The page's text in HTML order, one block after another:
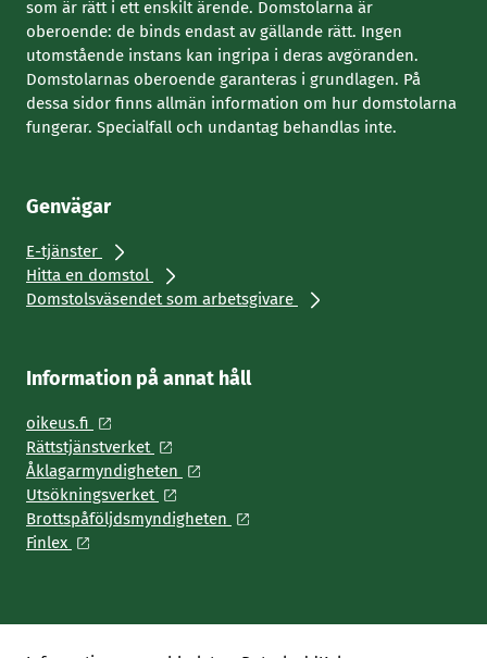
som är rätt i ett enskilt ärende. Domstolarna är
oberoende: de binds endast av gällande rätt. Ingen
utomstående instans kan ingripa i deras avgöranden.
Domstolarnas oberoende garanteras i grundlagen. På
dessa sidor finns allmän information om hur domstolarna
fungerar. Specialfall och undantag behandlas inte.
Genvägar
E-tjänster
Hitta en domstol
Domstolsväsendet som arbetsgivare
Information på annat håll
oikeus.fi
Rättstjänstverket
Åklagarmyndigheten
Utsökningsverket
Brottspåföljdsmyndigheten
Finlex